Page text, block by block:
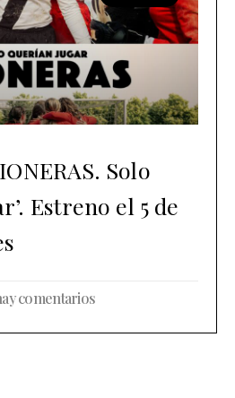
Solo
Estreno el 5 de
comentarios